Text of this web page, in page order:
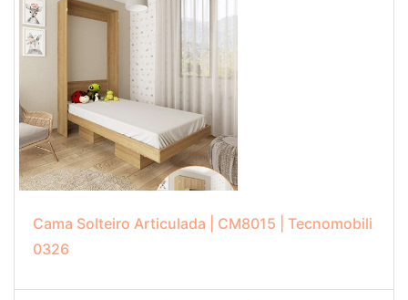
Cama Solteiro Articulada | CM8015 | Tecnomobili
0326